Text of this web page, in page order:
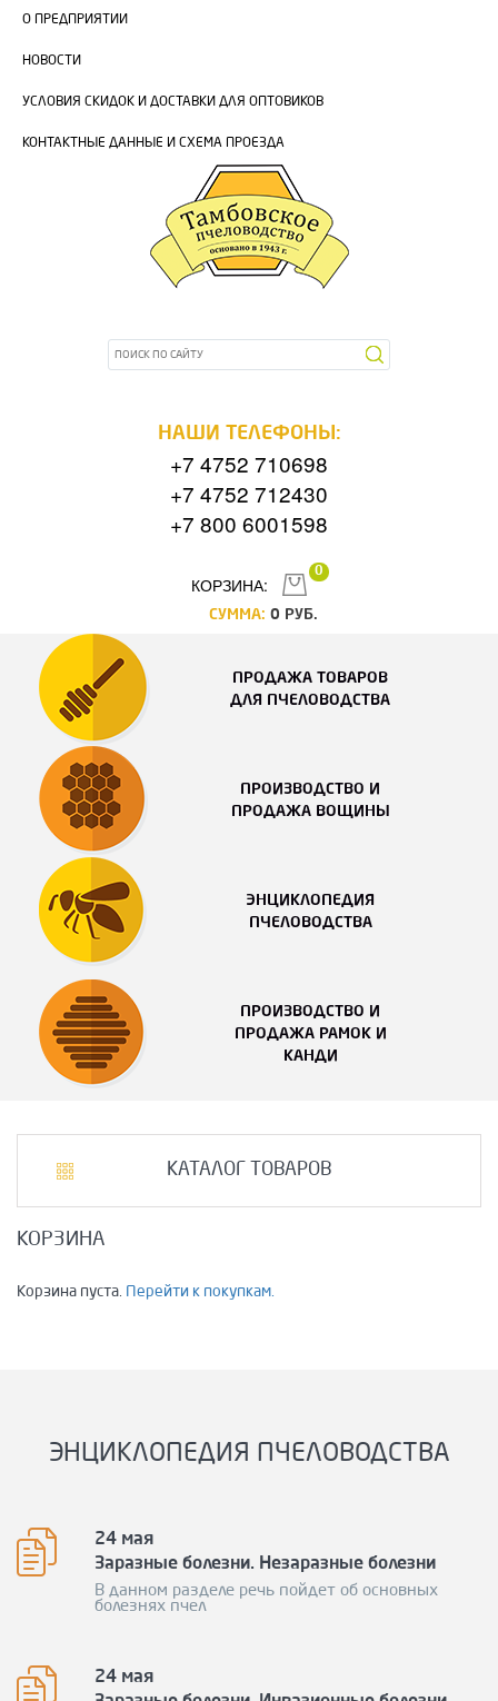
О ПРЕДПРИЯТИИ
НОВОСТИ
УСЛОВИЯ СКИДОК И ДОСТАВКИ ДЛЯ ОПТОВИКОВ
КОНТАКТНЫЕ ДАННЫЕ И СХЕМА ПРОЕЗДА
НАШИ ТЕЛЕФОНЫ:
+7 4752 710698
+7 4752 712430
+7 800 6001598
КОРЗИНА:
0
СУММА: 0 РУБ.
ПРОДАЖА ТОВАРОВ
ДЛЯ ПЧЕЛОВОДСТВА
ПРОИЗВОДСТВО И
ПРОДАЖА ВОЩИНЫ
ЭНЦИКЛОПЕДИЯ
ПЧЕЛОВОДСТВА
ПРОИЗВОДСТВО И
ПРОДАЖА РАМОК И
КАНДИ
КАТАЛОГ ТОВАРОВ
КОРЗИНА
Корзина пуста. Перейти к покупкам.
ЭНЦИКЛОПЕДИЯ ПЧЕЛОВОДСТВА
24 мая
Заразные болезни. Незаразные болезни
В данном разделе речь пойдет об основных
болезнях пчел
24 мая